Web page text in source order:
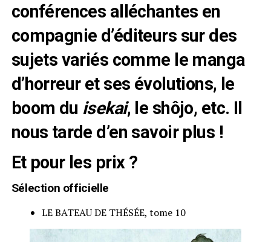
conférences alléchantes en
compagnie d’éditeurs sur des
sujets variés comme le manga
d’horreur et ses évolutions, le
boom du isekai, le shôjo, etc. Il
nous tarde d’en savoir plus !
Et pour les prix ?
Sélection officielle
LE BATEAU DE THÉSÉE, tome 10